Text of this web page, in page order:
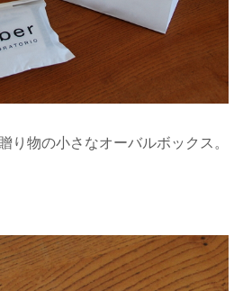
り物の小さなオーバルボックス。